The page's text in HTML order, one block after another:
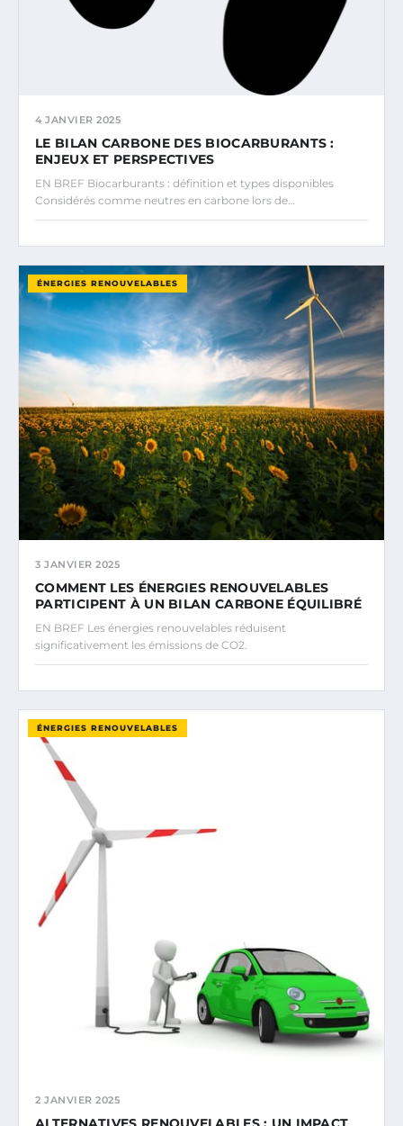
4 JANVIER 2025
LE BILAN CARBONE DES BIOCARBURANTS :
ENJEUX ET PERSPECTIVES
EN BREF Biocarburants : définition et types disponibles
Considérés comme neutres en carbone lors de…
ÉNERGIES RENOUVELABLES
3 JANVIER 2025
COMMENT LES ÉNERGIES RENOUVELABLES
PARTICIPENT À UN BILAN CARBONE ÉQUILIBRÉ
EN BREF Les énergies renouvelables réduisent
significativement les émissions de CO2.
ÉNERGIES RENOUVELABLES
2 JANVIER 2025